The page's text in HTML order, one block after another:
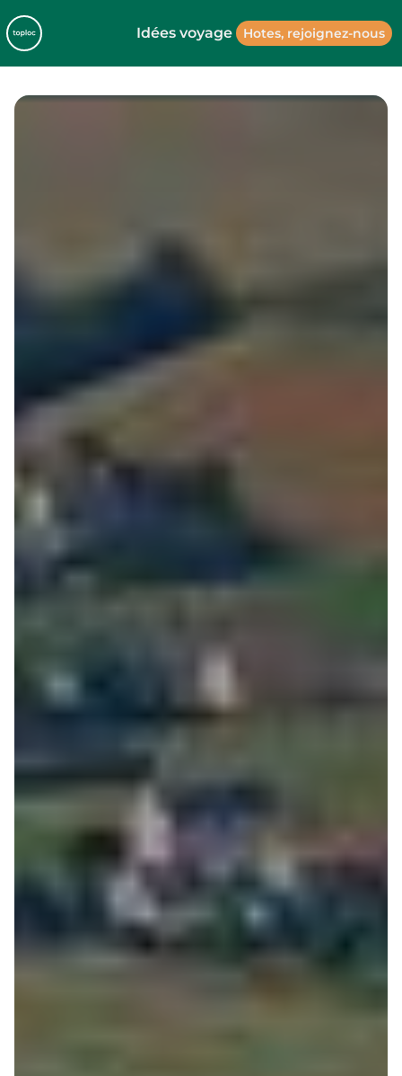
Idées voyage Hotes, rejoignez-nous